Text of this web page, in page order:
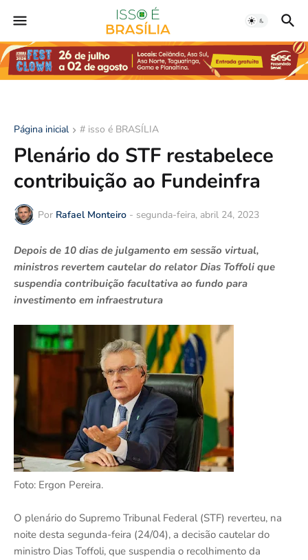
Página inicial # isso é BRASÍLIA
Plenário do STF restabelece
contribuição ao Fundeinfra
Por Rafael Monteiro - segunda-feira, abril 24, 2023
Depois de 10 dias de julgamento em sessão virtual,
ministros revertem cautelar do relator Dias Toffoli que
suspendia contribuição facultativa ao fundo para
investimento em infraestrutura
Foto: Ergon Pereira.
O plenário do Supremo Tribunal Federal (STF) reverteu, na
noite desta segunda-feira (24/04), a decisão cautelar do
ministro Dias Toffoli, que suspendia o recolhimento da